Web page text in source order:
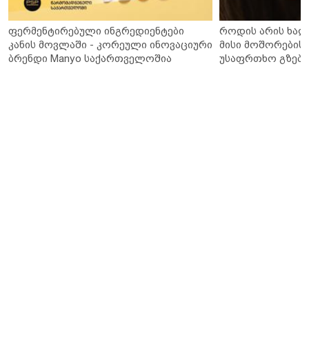
ფერმენტირებული ინგრედიენტები
კანის მოვლაში - კორეული ინოვაციური
ბრენდი Manyo საქართველოშია
როდის არის
მისი მოშორების
უსაფრთხო გზები